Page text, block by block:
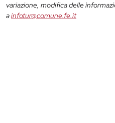
variazione, modifica delle
ainfotur@comune.fe.it